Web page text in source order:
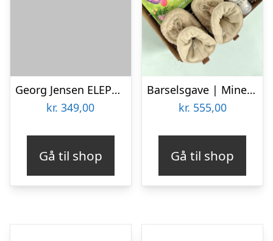
Georg Jensen ELEPHANT æske – lyserød
kr. 349,00
Gå til shop
Barselsgave | Mine første tal
kr. 555,00
Gå til shop